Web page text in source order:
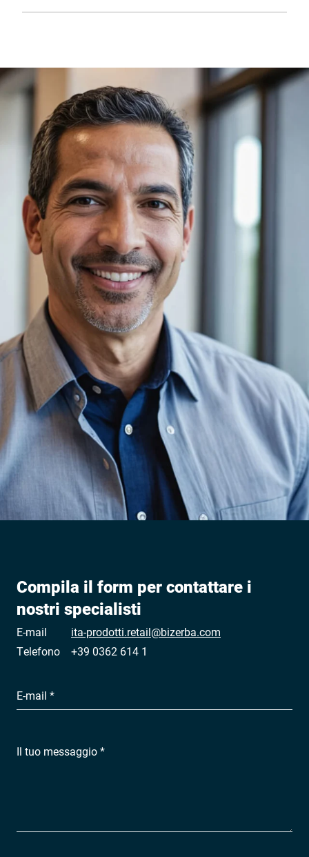
Compila il form per contattare i
nostri specialisti
E-mail
ita-prodotti.retail@bizerba.com
Telefono
+39 0362 614 1
E-mail *
Il tuo messaggio *